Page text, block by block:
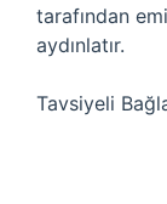
tarafından
aydınlatır.
Tavsiyeli